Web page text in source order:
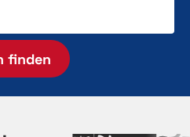
finden